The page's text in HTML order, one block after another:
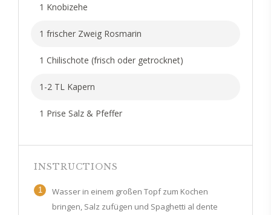
1 Knobizehe
1 frischer Zweig Rosmarin
1 Chilischote (frisch oder getrocknet)
1-2 TL Kapern
1 Prise Salz & Pfeffer
INSTRUCTIONS
1
Wasser in einem großen Topf zum Kochen
bringen, Salz zufügen und Spaghetti al dente